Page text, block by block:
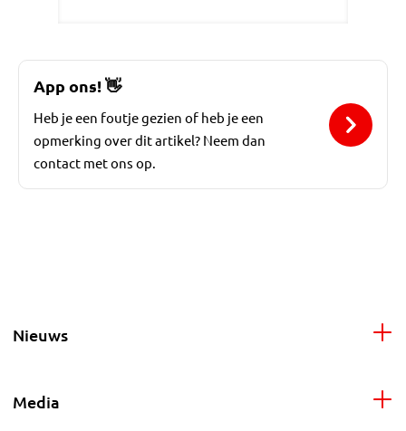
App ons!👋
Heb je een foutje gezien of heb je een
opmerking over dit artikel? Neem dan
contact met ons op.
Nieuws
Media